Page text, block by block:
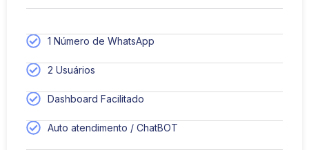
1 Número de WhatsApp
2 Usuários
Dashboard Facilitado
Auto atendimento / ChatBOT